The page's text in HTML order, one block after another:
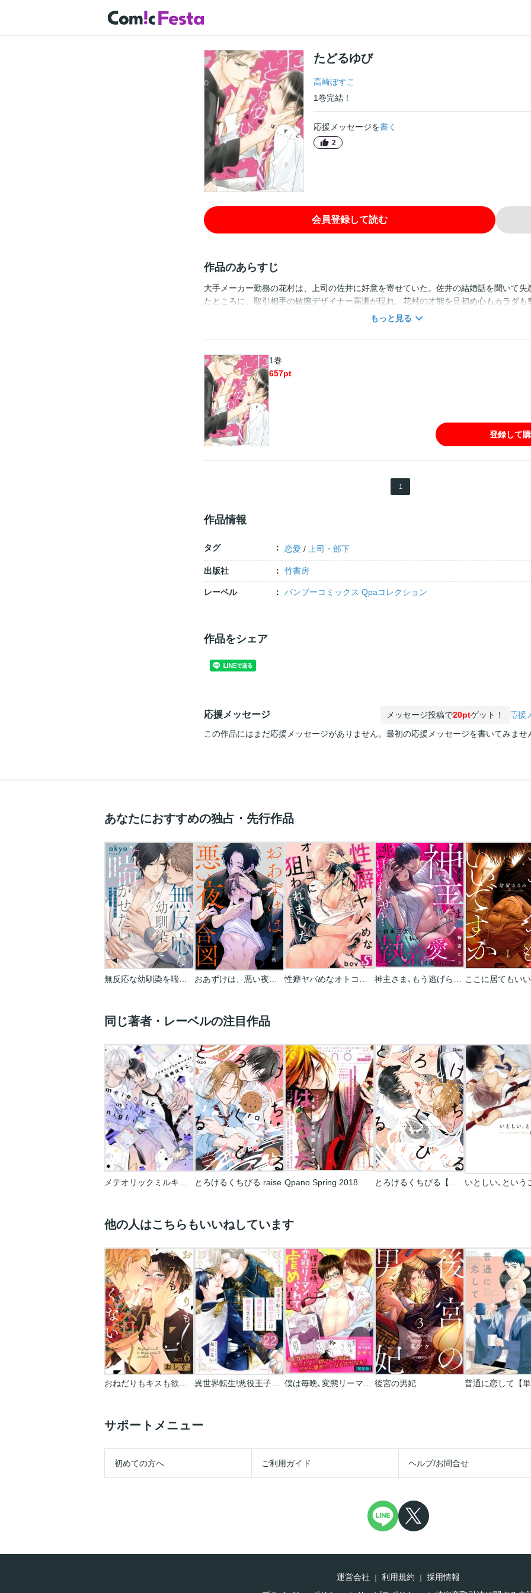
たどるゆび
高崎ぼすこ
1巻完結！
応援メッセージを書く
2
会員登録して読む
作品のあらすじ
大手メーカー勤務の花村は、上司の佐井に好意を寄せていた。佐井の結婚話を聞いて失
たところに、取引相手の敏腕デザイナー高瀬が現れ、花村の才能を見初め心もカラダも
の後、彼のデザイン事務所に拾われた花村は、傍若無人でオレ様な高瀬にどんどん惹か
もっと見る
1巻
657pt
登録して
1
作品情報
タグ 恋愛 / 上司・部下
出版社 竹書房
レーベル バンブーコミックス Qpaコレクション
作品をシェア
応援メッセージ メッセージ投稿で20ptゲット！
応援
この作品にはまだ応援メッセージがありません。最初の応援メッセージを書いてみませ
あなたにおすすめの独占・先行作品
同じ著者・レーベルの注目作品
メテオリックミルキーナイト とろけるくちびる raise Qpano Spring 2018 とろけるくちびる【電子限定特典付き】 いとしい､という
他の人はこちらもいいねしています
後宮の男妃
サポートメニュー
初めての方へ ご利用ガイド ヘルプ/お問合せ
運営会社 利用規約
採用情報